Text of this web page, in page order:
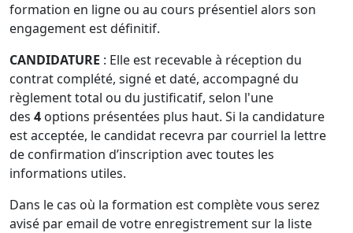
formation en ligne ou au cours présentiel alors son
engagement est définitif.
CANDIDATURE : Elle est recevable à réception du
contrat complété, signé et daté, accompagné du
règlement total ou du justificatif, selon l'une
des 4 options présentées plus haut. Si la candidature
est acceptée, le candidat recevra par courriel la lettre
de confirmation d’inscription avec toutes les
informations utiles.
Dans le cas où la formation est complète vous serez
avisé par email de votre enregistrement sur la liste